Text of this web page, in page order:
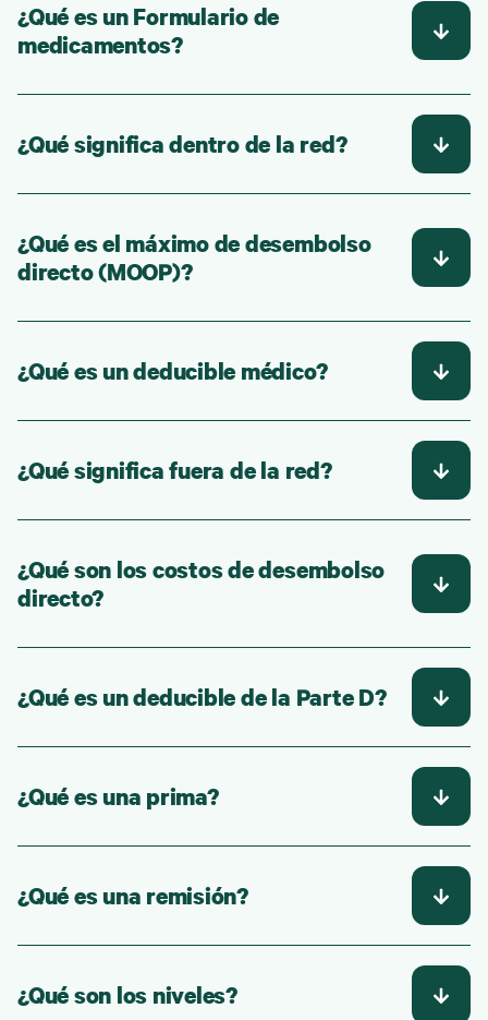
¿Qué es un Formulario de
medicamentos?
¿Qué significa dentro de la red?
¿Qué es el máximo de desembolso
directo (MOOP)?
¿Qué es un deducible médico?
¿Qué significa fuera de la red?
¿Qué son los costos de desembolso
directo?
¿Qué es un deducible de la Parte D?
¿Qué es una prima?
¿Qué es una remisión?
¿Qué son los niveles?